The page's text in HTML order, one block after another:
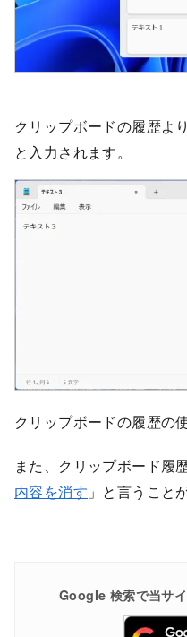
クリップボードの履歴より
と入力されます。
クリップボードの履歴の
また、クリップボード履
内容を消す 」と言うこと
Google 検索で当サ